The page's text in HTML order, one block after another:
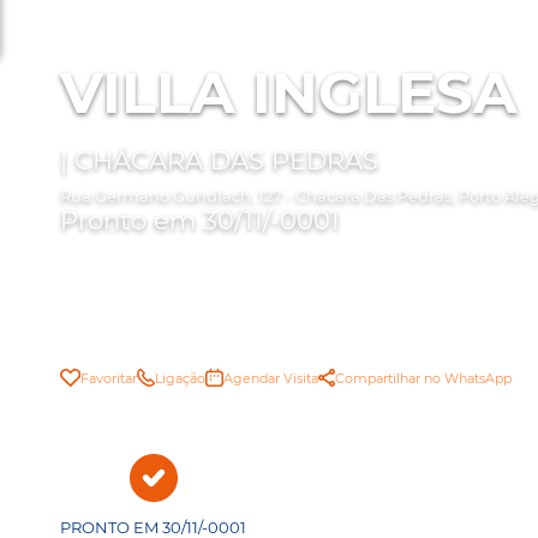
VILLA INGLESA
| CHÁCARA DAS PEDRAS
Rua Germano Gundlach, 127 - Chácara Das Pedras, Porto
Pronto em 30/11/-0001
Favoritar Ligação Agendar Visita Compartilhar no WhatsApp
PRONTO EM 30/11/-0001